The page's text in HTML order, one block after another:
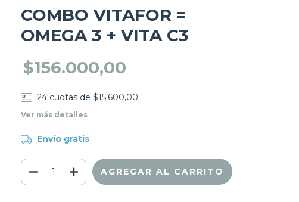
COMBO VITAFOR =
OMEGA 3 + VITA C3
$156.000,00
24 cuotas de $15.600,00
Ver más detalles
Envío gratis